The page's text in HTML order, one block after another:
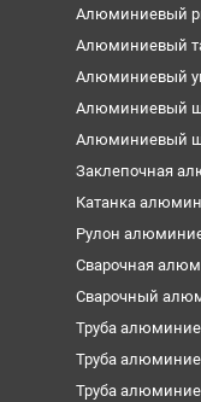
Алюминиевый
Алюминиевый
Алюминиевый
Алюминиевый
Алюминиевый
Заклепочная
Катанка
Рулон
Сварочная
Сварочный
Труба
Труба
Труба